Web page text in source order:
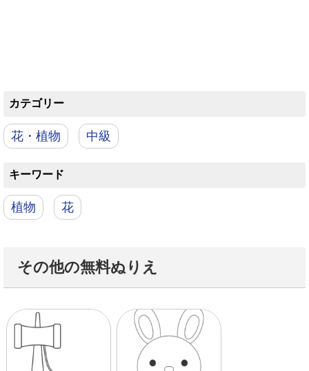
カテゴリー
花・植物 中級
キーワード
植物 花
その他の無料ぬりえ